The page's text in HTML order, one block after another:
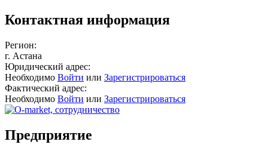
Контактная информация
Регион:
г. Астана
Юридический адрес:
Необходимо Войти или Зарегистрироваться
Фактический адрес:
Необходимо Войти или Зарегистрироваться
Предприятие